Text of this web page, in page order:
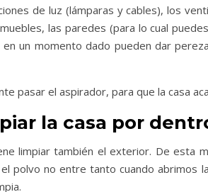
de luz (lámparas y cables), los
las paredes (para lo cual
un momento dado pueden dar
pasar el aspirador, para que la casa
la casa por
limpiar también el exterior. De esta
polvo no entre tanto cuando abrimos